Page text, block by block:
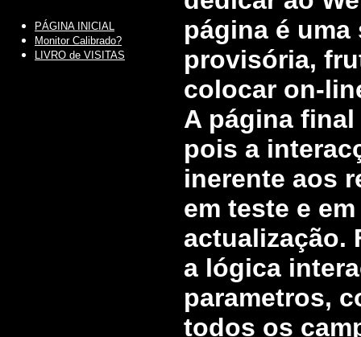
PÁGINA INICIAL
Monitor Calibrado?
LIVRO de VISITAS
página é
provisória,
colocar on-
A página
pois a
inerente aos
em teste e
actualização.
a lógica
parametros,
todos os